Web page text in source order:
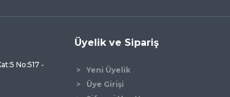
No:517 -
Üyelik ve Sipariş
Yeni Üyelik
Üye Girişi